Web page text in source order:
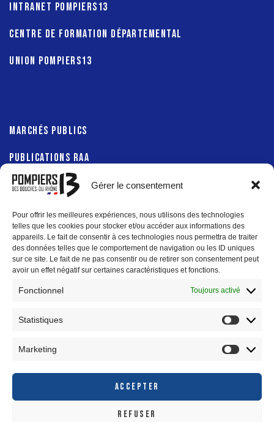
Gérer le consentement
Pour offrir les meilleures expériences, nous utilisons des technologies
telles que les cookies pour stocker et/ou accéder aux informations des
appareils. Le fait de consentir à ces technologies nous permettra de traiter
des données telles que le comportement de navigation ou les ID uniques
sur ce site. Le fait de ne pas consentir ou de retirer son consentement peut
avoir un effet négatif sur certaines caractéristiques et fonctions.
Fonctionnel Toujours activé
Statistiques
Marketing
ACCEPTER
REFUSER
INTRANET POMPIERS13
CENTRE DE FORMATION DÉPARTEMENTAL
UNION POMPIERS13
MARCHÉS PUBLICS
PUBLICATIONS RAA
PRÉFECTURE 13
DÉPARTEMENT 13
RÉGION SUD
MÉTROPOLE AIX-MARSEILLE-PROVENCE